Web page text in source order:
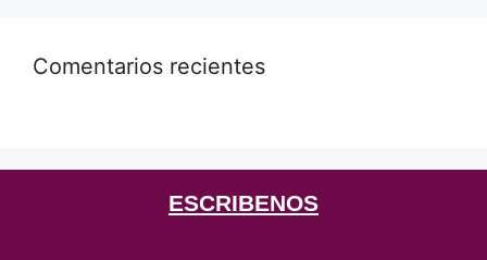
Comentarios recientes
ESCRIBENOS